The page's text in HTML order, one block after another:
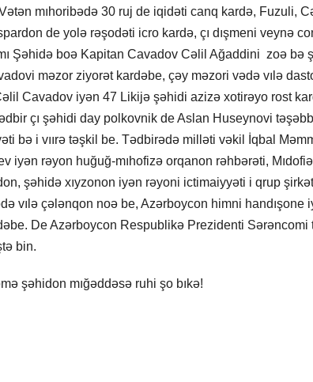
mıhoribədə 30 ruj de iqidəti canq kardə, Fuzuli,
de yolə rəşodəti icro kardə, çı dışmeni veynə
Şəhidə boə Kapitan Cavadov Cəlil Ağaddini zoə bə
məzor ziyorət kardəbe, çəy məzori vədə vılə
Cavadov iyən 47 Likijə şəhidi azizə xotirəyo rost
çı şəhidi day polkovnik de Aslan Huseynovi
bə i vıırə təşkil be. Tədbirədə milləti vəkil İqbal
iyən rəyon huğuğ-mıhofizə orqanon rəhbərəti,
şəhidə xıyzonon iyən rəyoni ictimaiyyəti i qrup
vılə çələnqon noə be, Azərboycon himni handışone
De Azərboycon Respublikə Prezidenti Sərəncomi
bin.
şəhidon mığəddəsə ruhi şo bıkə!